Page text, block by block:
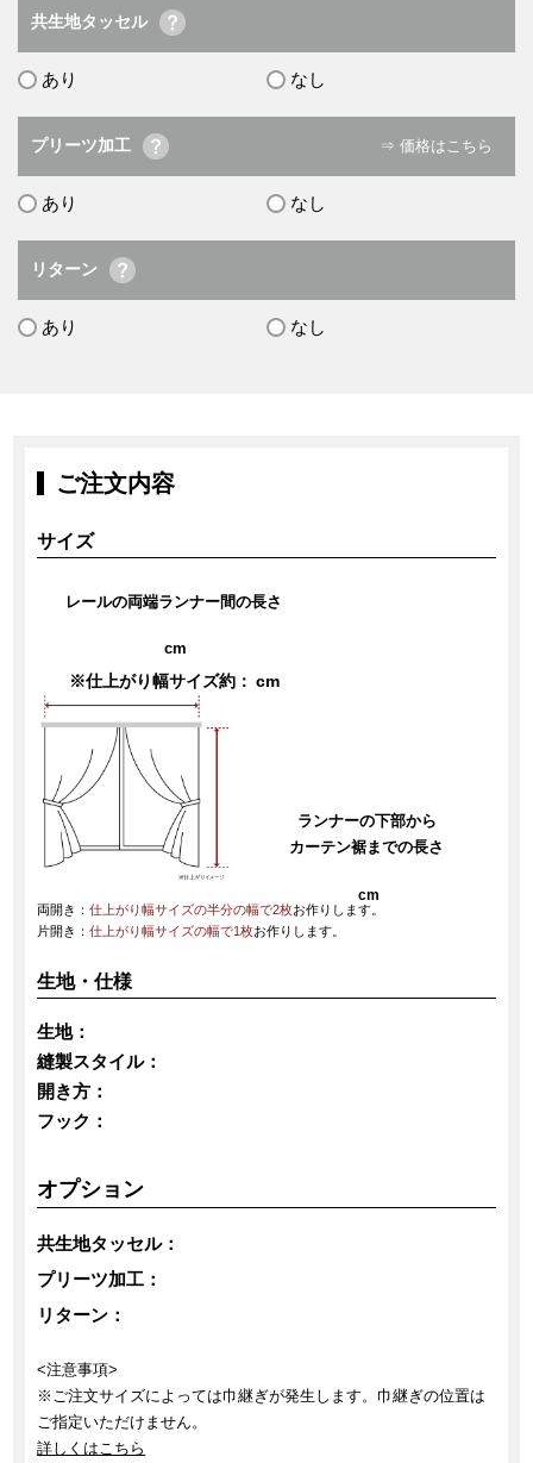
共生地タッセル
あり なし
プリーツ加工 ⇒ 価格はこちら
あり なし
リターン
あり なし
ご注文内容
サイズ
レールの両端ランナー間の長さ
cm
※仕上がり幅サイズ約： cm
両開き：仕上がり幅サイズの半分の幅で2枚お作りします。
片開き：仕上がり幅サイズの幅で1枚お作りします。
ランナーの下部から
カーテン裾までの長さ
cm
生地・仕様
生地：
縫製スタイル：
開き方：
フック：
オプション
共生地タッセル：
プリーツ加工：
リターン：
<注意事項>
※ご注文サイズによっては巾継ぎが発生します。巾継ぎの位置は
ご指定いただけません。
詳しくはこちら